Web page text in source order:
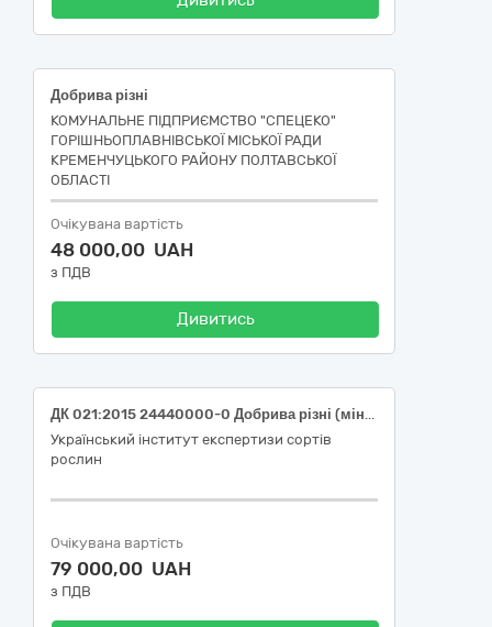
Добрива різні
КОМУНАЛЬНЕ ПІДПРИЄМСТВО "СПЕЦЕКО"
ГОРІШНЬОПЛАВНІВСЬКОЇ МІСЬКОЇ РАДИ
КРЕМЕНЧУЦЬКОГО РАЙОНУ ПОЛТАВСЬКОЇ
ОБЛАСТІ
Очікувана вартість
48 000,00 UAH
з ПДВ
Дивитись
ДК 021:2015 24440000-0 Добрива різні (мінеральне добриво Сульфат магнію (гранульований, вміст магнію 21%, сірки 36%) для потреб Львівської філії УІЕСР
Український інститут експертизи сортів
рослин
Очікувана вартість
79 000,00 UAH
з ПДВ